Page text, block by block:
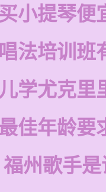
小提琴便
法培训班
学尤克里
佳年龄要
州歌手是